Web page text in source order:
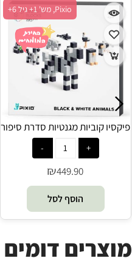
Pixio, מש' 1+ גיל 6+
פיקסיו קוביות מגנטיות סדרת סיפור
- חיות שחור לבן - PIXIO
₪449.90
הוסף לסל
מוצרים דומים